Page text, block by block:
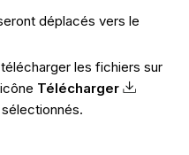
déplacés vers le
les fichiers sur
Télécharger